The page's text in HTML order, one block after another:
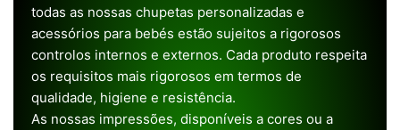
todas as nossas chupetas personalizadas e
acessórios para bebés estão sujeitos a rigorosos
controlos internos e externos. Cada produto respeita
os requisitos mais rigorosos em termos de
qualidade, higiene e resistência.
As nossas impressões, disponíveis a cores ou a